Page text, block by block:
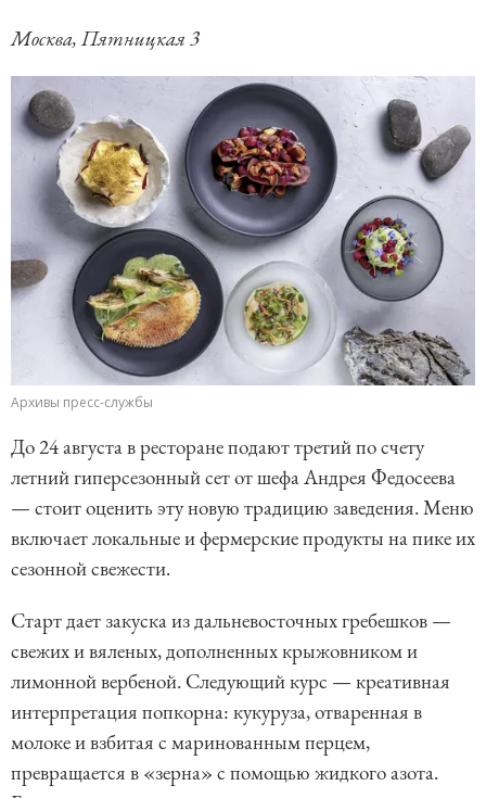
Москва, Пятницкая 3
Архивы пресс-службы
До 24 августа в ресторане подают третий по счету
летний гиперсезонный сет от шефа Андрея Федосеева
— стоит оценить эту новую традицию заведения. Меню
включает локальные и фермерские продукты на пике их
сезонной свежести.
Старт дает закуска из дальневосточных гребешков —
свежих и вяленых, дополненных крыжовником и
лимонной вербеной. Следующий курс — креативная
интерпретация попкорна: кукуруза, отваренная в
молоке и взбитая с маринованным перцем,
превращается в «зерна» с помощью жидкого азота.